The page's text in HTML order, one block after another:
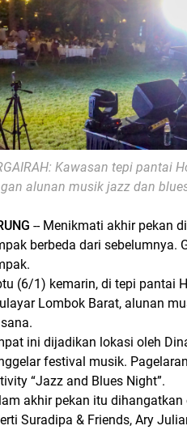
Kawasan tepi pantai
alunan musik jazz dan
-- Menikmati akhir pekan
berbeda dari sebelumnya.
(6/1) kemarin, di tepi pantai
Lombok Barat, alunan
ini dijadikan lokasi oleh
festival musik.
“Jazz and Blues Night”.
akhir pekan itu
Suradipa & Friends, Ary